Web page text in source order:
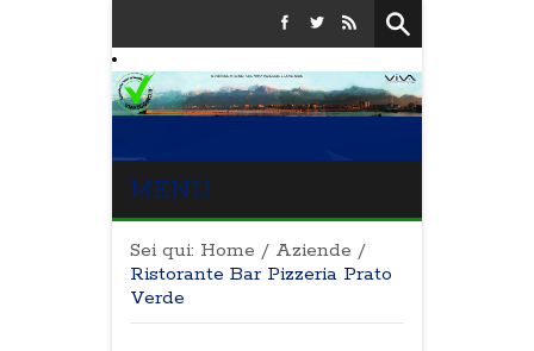
MENU
Sei qui: Home / Aziende /
Ristorante Bar Pizzeria Prato
Verde